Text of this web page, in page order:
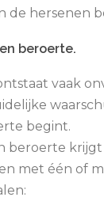
de hersenen
beroerte.
vaak
begint.
beroerte
met één of